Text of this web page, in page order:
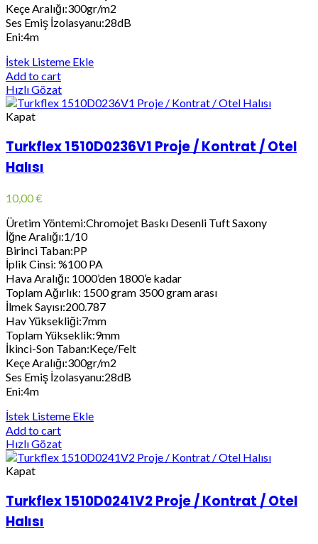
Keçe Aralığı:300gr/m2
Ses Emiş İzolasyanu:28dB
Eni:4m
İstek Listeme Ekle
Add to cart
Hızlı Gözat
Kapat
Turkflex 1510D0236V1 Proje / Kontrat / Otel
Halısı
10,00€
Üretim Yöntemi:Chromojet Baskı Desenli Tuft Saxony
İğne Aralığı:1/10
Birinci Taban:PP
İplik Cinsi: %100 PA
Hava Aralığı: 1000’den 1800’e kadar
Toplam Ağırlık: 1500 gram 3500 gram arası
İlmek Sayısı:200.787
Hav Yüksekliği:7mm
Toplam Yükseklik:9mm
İkinci-Son Taban:Keçe/Felt
Keçe Aralığı:300gr/m2
Ses Emiş İzolasyanu:28dB
Eni:4m
İstek Listeme Ekle
Add to cart
Hızlı Gözat
Kapat
Turkflex 1510D0241V2 Proje / Kontrat / Otel
Halısı